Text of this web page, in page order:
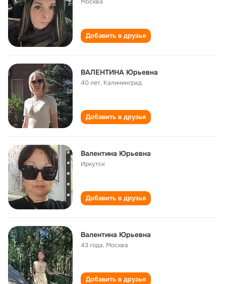
Добавить в друзья
ВАЛЕНТИНА Юрьевна
40 лет, Калининград
Добавить в друзья
Валентина Юрьевна
Иркутск
Добавить в друзья
Валентина Юрьевна
43 года, Москва
Добавить в друзья